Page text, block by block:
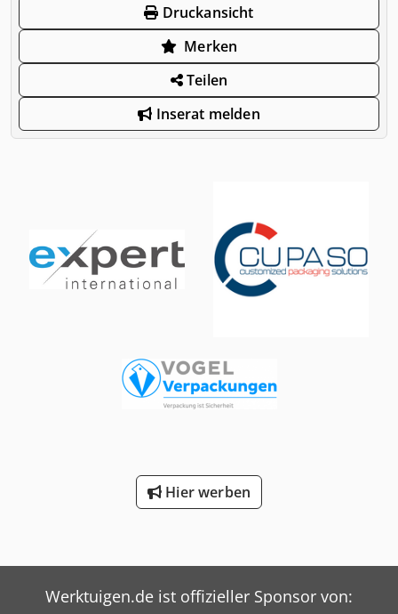
Druckansicht
Merken
Teilen
Inserat melden
Hier werben
Werktuigen.de ist offizieller Sponsor von: